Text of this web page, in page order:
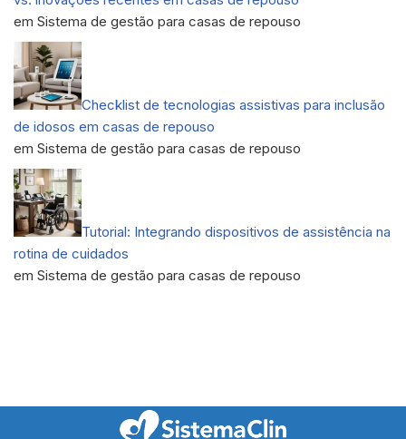
em Sistema de gestão para casas de repouso
Checklist de tecnologias assistivas para inclusão
de idosos em casas de repouso
em Sistema de gestão para casas de repouso
Tutorial: Integrando dispositivos de assistência na
rotina de cuidados
em Sistema de gestão para casas de repouso